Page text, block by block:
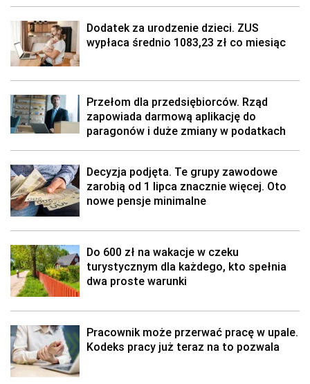
Dodatek za urodzenie dzieci. ZUS
wypłaca średnio 1083,23 zł co miesiąc
Przełom dla przedsiębiorców. Rząd
zapowiada darmową aplikację do
paragonów i duże zmiany w podatkach
Decyzja podjęta. Te grupy zawodowe
zarobią od 1 lipca znacznie więcej. Oto
nowe pensje minimalne
Do 600 zł na wakacje w czeku
turystycznym dla każdego, kto spełnia
dwa proste warunki
Pracownik może przerwać pracę w upale.
Kodeks pracy już teraz na to pozwala